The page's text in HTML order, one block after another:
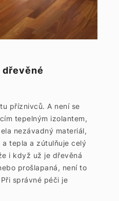
dřevěné
příznivců. A není se
tepelným izolantem,
nezávadný materiál,
a tepla a zútulňuje celý
i když už je dřevěná
prošlapaná, není to
správné péči je